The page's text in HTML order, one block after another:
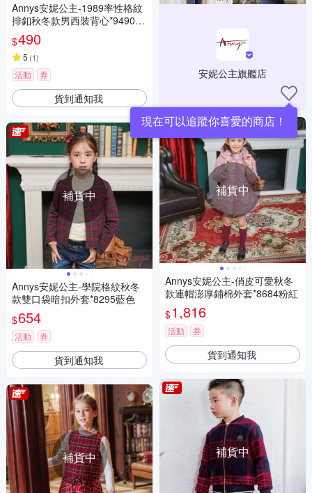
Annys安妮公主-1989率性格紋
排釦秋冬款男西裝背心*9490黑
$490
5 (1)
活動 券
貨到通知我
補貨中
Annys安妮公主-學院格紋秋冬
款雙口袋暗扣外套*8295藍色
$654
活動 券
貨到通知我
補貨中
安妮公主旗艦店
現在可以追蹤你喜愛的商店！
補貨中
Annys安妮公主-俏皮可愛秋冬
款連帽澎厚鋪棉外套*8684粉紅
$1,816
活動 券
貨到通知我
補貨中